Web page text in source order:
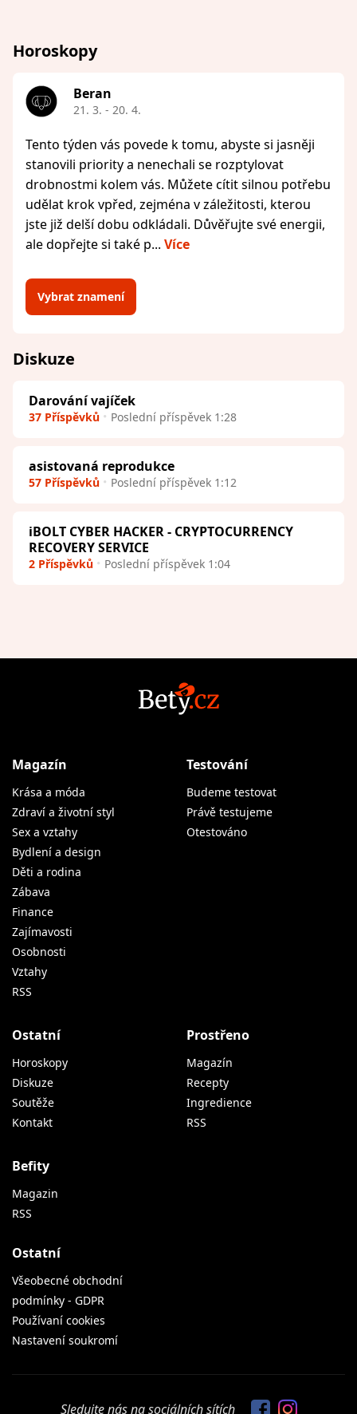
Horoskopy
Beran
21. 3. - 20. 4.
Tento týden vás povede k tomu, abyste si jasněji
stanovili priority a nenechali se rozptylovat
drobnostmi kolem vás. Můžete cítit silnou potřebu
udělat krok vpřed, zejména v záležitosti, kterou
jste již delší dobu odkládali. Důvěřujte své energii,
ale dopřejte si také p... Více
Vybrat znamení
Diskuze
Darování vajíček
37 Příspěvků Poslední příspěvek 1:28
asistovaná reprodukce
57 Příspěvků Poslední příspěvek 1:12
iBOLT CYBER HACKER - CRYPTOCURRENCY
RECOVERY SERVICE
2 Příspěvků Poslední příspěvek 1:04
Magazín
Krása a móda
Zdraví a životní styl
Sex a vztahy
Bydlení a design
Děti a rodina
Zábava
Finance
Zajímavosti
Osobnosti
Vztahy
RSS
Testování
Budeme testovat
Právě testujeme
Otestováno
Ostatní
Horoskopy
Diskuze
Soutěže
Kontakt
Prostřeno
Magazín
Recepty
Ingredience
RSS
Befity
Magazin
RSS
Ostatní
Všeobecné obchodní
podmínky - GDPR
Používaní cookies
Nastavení soukromí
Sledujte nás na sociálních sítích